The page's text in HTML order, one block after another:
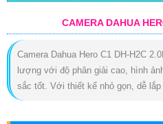
CAMERA DAHUA
Camera Dahua Hero C1 DH-H2C
lượng với độ phân giải cao, hình
sắc tốt. Với thiết kế nhỏ gọn, dễ lắp